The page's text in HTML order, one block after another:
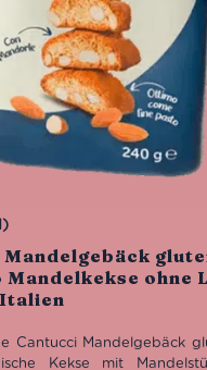
Mandelgebäck
ohne
Cantucci Mandelgebäck
Kekse mit